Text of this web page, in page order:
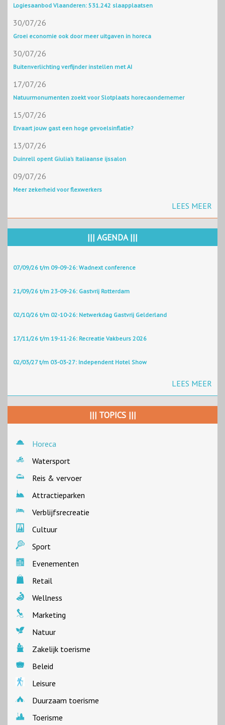
Logiesaanbod Vlaanderen: 531.242 slaapplaatsen
30/07/26
Groei economie ook door meer uitgaven in horeca
30/07/26
Buitenverlichting verfijnder instellen met AI
17/07/26
Natuurmonumenten zoekt voor Slotplaats horecaondernemer
15/07/26
Ervaart jouw gast een hoge gevoelsinflatie?
13/07/26
Duinrell opent Giulia’s Italiaanse ijssalon
09/07/26
Meer zekerheid voor flexwerkers
LEES MEER
||| AGENDA |||
07/09/26 t/m 09-09-26: Wadnext conference
21/09/26 t/m 23-09-26: Gastvrij Rotterdam
02/10/26 t/m 02-10-26: Netwerkdag Gastvrij Gelderland
17/11/26 t/m 19-11-26: Recreatie Vakbeurs 2026
02/03/27 t/m 03-03-27: Independent Hotel Show
LEES MEER
||| TOPICS |||
Horeca
Watersport
Reis & vervoer
Attractieparken
Verblijfsrecreatie
Cultuur
Sport
Evenementen
Retail
Wellness
Marketing
Natuur
Zakelijk toerisme
Beleid
Leisure
Duurzaam toerisme
Toerisme